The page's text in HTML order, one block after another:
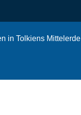
in Tolkiens Mittelerde